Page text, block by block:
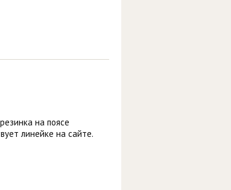
на поясе
линейке на сайте.